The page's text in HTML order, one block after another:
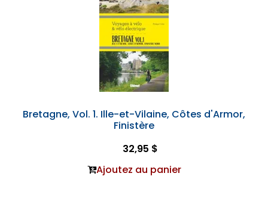
Bretagne, Vol. 1. Ille-et-Vilaine, Côtes d'Armor,
Finistère
32,95 $
Ajoutez au panier